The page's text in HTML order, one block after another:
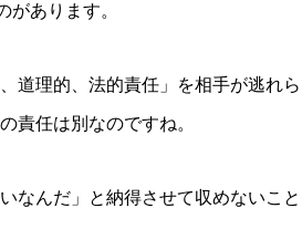
あります。
道理的、法的責任」を相手が逃れら
責任は別なのですね。
なんだ」と納得させて収めないこと